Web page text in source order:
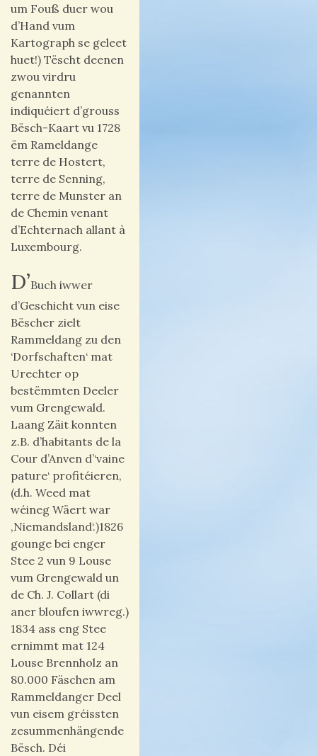
um Fouß duer wou
d’Hand vum
Kartograph se geleet
huet!) Tëscht deenen
zwou virdru
genannten
indiquéiert d’grouss
Bësch-Kaart vu 1728
ëm Rameldange
terre de Hostert,
terre de Senning,
terre de Munster an
de Chemin venant
d’Echternach allant à
Luxembourg.
D’Buch iwwer
d’Geschicht vun eise
Bëscher zielt
Rammeldang zu den
‘Dorfschaften‘ mat
Urechter op
bestëmmten Deeler
vum Grengewald.
Laang Zäit konnten
z.B. d’habitants de la
Cour d’Anven d’‘vaine
pature‘ profitéieren,
(d.h. Weed mat
wéineg Wäert war
‚Niemandsland‘.)1826
gounge bei enger
Stee 2 vun 9 Louse
vum Grengewald un
de Ch. J. Collart (di
aner bloufen iwwreg.)
1834 ass eng Stee
ernimmt mat 124
Louse Brennholz an
80.000 Fäschen am
Rammeldanger Deel
vun eisem gréissten
zesummenhängende
Bësch. Déi